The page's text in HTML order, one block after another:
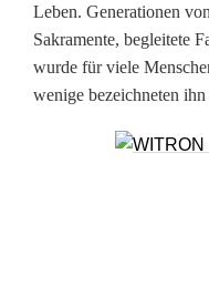
l
a
r
Leben. Generationen
Sakramente, begleitete
wurde für viele
wenige bezeichneten